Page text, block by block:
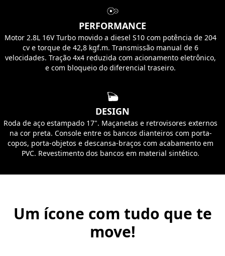
PERFORMANCE
Motor 2.8L 16V Turbo movido a diesel S10 com potência de 204
cv e torque de 42,8 kgf.m. Transmissão manual de 6
velocidades. Tração 4x4 reduzida com acionamento eletrônico,
e com bloqueio do diferencial traseiro.
DESIGN
Roda de aço estampado 17". Maçanetas e retrovisores externos
na cor preta. Console entre os bancos dianteiros com porta-
copos, porta-objetos e descansa-braços com acabamento em
PVC. Revestimento dos bancos em material sintético.
Um ícone com tudo que te
move!